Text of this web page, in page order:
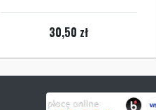
30,50 zł